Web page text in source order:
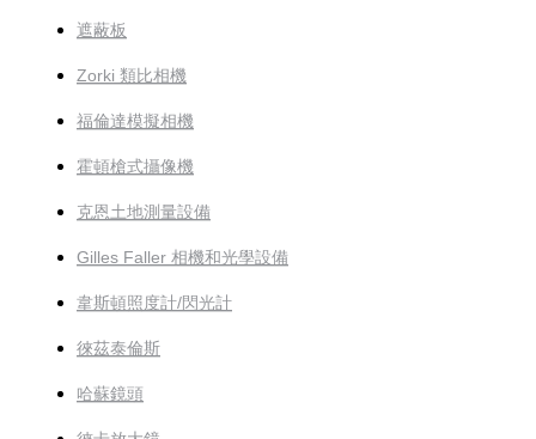
遮蔽板
Zorki 類比相機
福倫達模擬相機
霍頓槍式攝像機
克恩土地測量設備
Gilles Faller 相機和光學設備
韋斯頓照度計/閃光計
徠茲泰倫斯
哈蘇鏡頭